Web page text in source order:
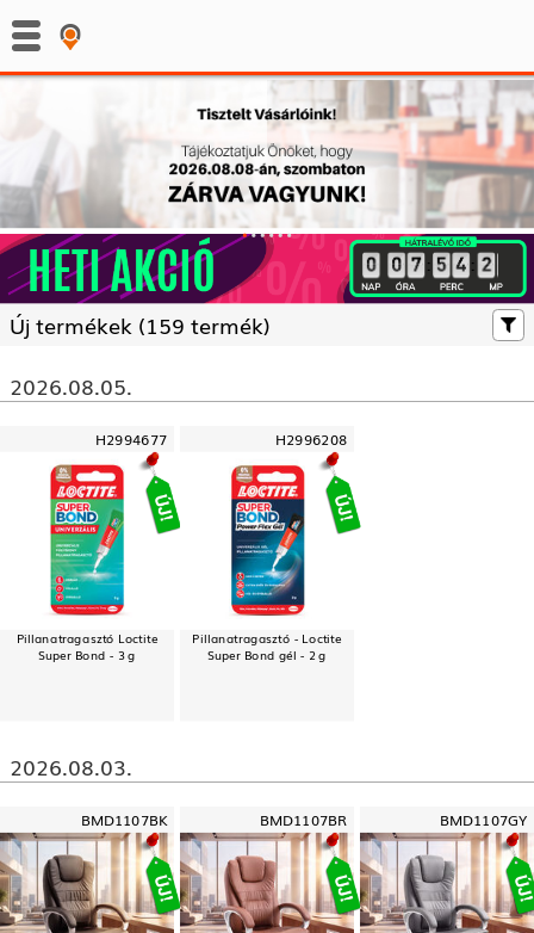
: :
Új termékek (159 termék)
2026.08.05.
H2994677
Pillanatragasztó Loctite
Super Bond - 3 g
H2996208
Pillanatragasztó - Loctite
Super Bond gél - 2 g
2026.08.03.
BMD1107BK BMD1107BR BMD1107GY